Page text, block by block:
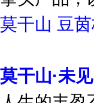
拳头产品，
莫干山
豆
莫干山·未